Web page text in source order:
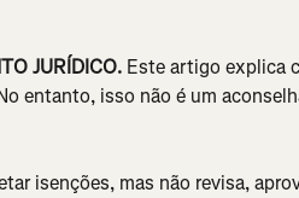
JURÍDICO. Este artigo explica
entanto, isso não é um
isenções, mas não revisa,